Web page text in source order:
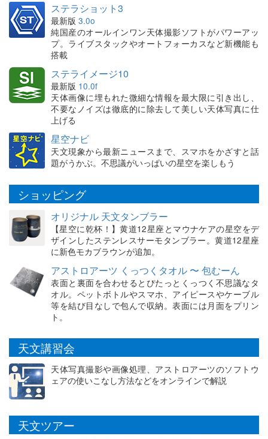
ステラショット3
最新版 3.0o
純国産のオールインワン天体撮影ソフトがパワーアッ
プ。ライブスタックやオートフォーカスなど新機能も
搭載
ステライメージ10
最新版 10.0f
天体画像に埋もれた微細な情報を最大限に引き出し、
不要なノイズは徹底的に除去して美しい天体写真に仕
上げる
星空ナビ
天文現象から最新ニュースまで、スマホをかざすと話
題がうかぶ。不思議がいっぱいの星空を楽しもう
ショッピング
オリジナル 天文タンブラー
【星空に乾杯！】黄道12星座とマウナケアの星空をデ
ザインしたステンレスサーモタンブラー。黄道12星座
に新色モカブラウンが追加。
アストロアーツ くっつくタオル 〜 包むーん
表面と裏面を合わせるとぴたっとくっつく不思議なタ
オル。ペットボトルやスマホ、アイピースやケーブル
等を結び目なしで包んで収納。表面には月面をプリン
ト。
天文講習会
天体写真撮影や画像処理、アストロアーツのソフトウ
ェアの使いこなし方法などをオンラインで解説
天文ツアー